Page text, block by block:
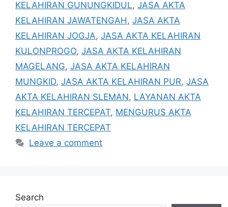
KELAHIRAN GUNUNGKIDUL, JASA AKTA
KELAHIRAN JAWATENGAH, JASA AKTA
KELAHIRAN JOGJA, JASA AKTA KELAHIRAN
KULONPROGO, JASA AKTA KELAHIRAN
MAGELANG, JASA AKTA KELAHIRAN
MUNGKID, JASA AKTA KELAHIRAN PUR, JASA
AKTA KELAHIRAN SLEMAN, LAYANAN AKTA
KELAHIRAN TERCEPAT, MENGURUS AKTA
KELAHIRAN TERCEPAT
Leave a comment
Search